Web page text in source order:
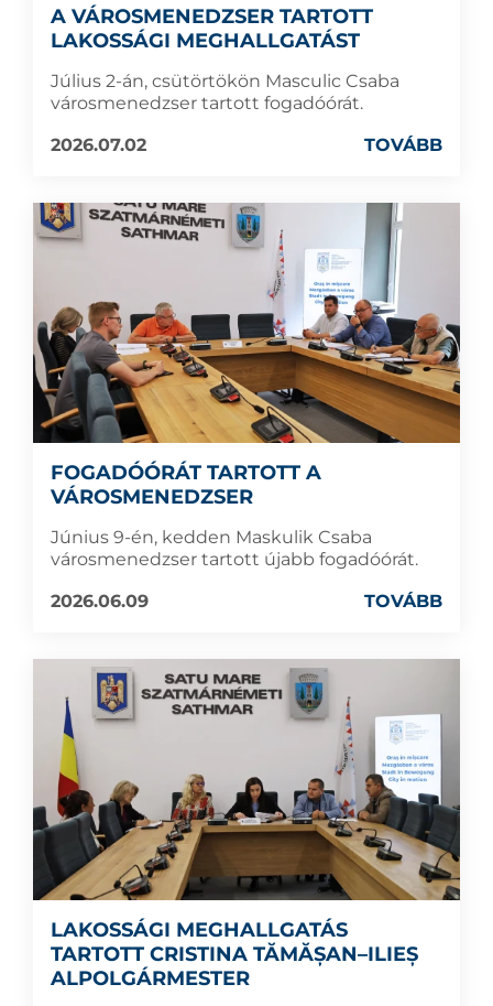
A VÁROSMENEDZSER TARTOTT
LAKOSSÁGI MEGHALLGATÁST
Július 2-án, csütörtökön Masculic Csaba
városmenedzser tartott fogadóórát.
2026.07.02
TOVÁBB
FOGADÓÓRÁT TARTOTT A
VÁROSMENEDZSER
Június 9-én, kedden Maskulik Csaba
városmenedzser tartott újabb fogadóórát.
2026.06.09
TOVÁBB
LAKOSSÁGI MEGHALLGATÁS
TARTOTT CRISTINA TĂMĂȘAN–ILIEȘ
ALPOLGÁRMESTER